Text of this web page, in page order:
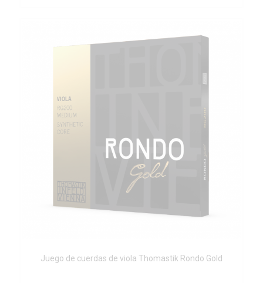
Juego de cuerdas de viola Thomastik Rondo Gold